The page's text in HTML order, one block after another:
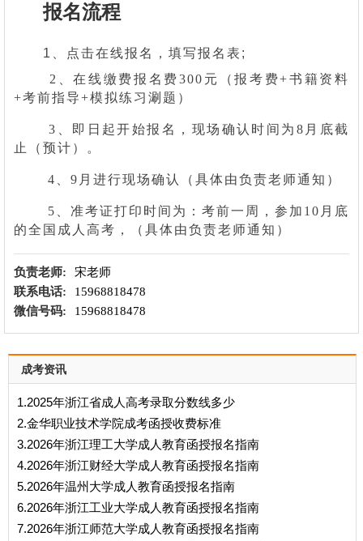
报名流程
1、点击在线报名
，填写报名表;
2、在线缴费报名费300元（报考费+书籍资料
+考前指导+模拟练习涮题）
3、即日起开始报名，现场确认时间为8月底截
止（预计）。
4、9月进行现场确认（具体由负责老师通知）
5、准考证打印时间为：考前一周，参加10月底
的全国成人高考，（具体由负责老师通知）
负责老师:
宋老师
联系电话:
15968818478
微信号码:
15968818478
成考资讯
1.2025年浙江省成人高考录取分数线多少
2.金华职业技术学院成考函授收费标准
3.2026年浙江理工大学成人教育函授报名指南
4.2026年浙江财经大学成人教育函授报名指南
5.2026年温州大学成人教育函授报名指南
6.2026年浙江工业大学成人教育函授报名指南
7.2026年浙江师范大学成人教育函授报名指南